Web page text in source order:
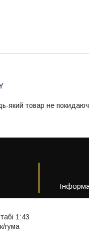
який товар не
1:43
гума